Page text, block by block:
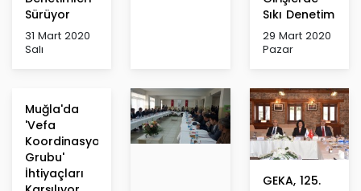
Sürüyor
31 Mart 2020
Salı
Sıkı Denetim
29 Mart 2020
Pazar
Muğla'da
'Vefa
Koordinasyon
Grubu'
İhtiyaçları
GEKA, 125.